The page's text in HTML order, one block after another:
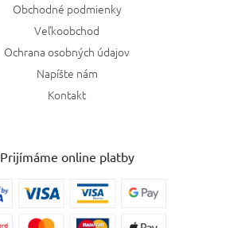
Obchodné podmienky
Veľkoobchod
Ochrana osobných údajov
Napíšte nám
Kontakt
Prijímáme online platby